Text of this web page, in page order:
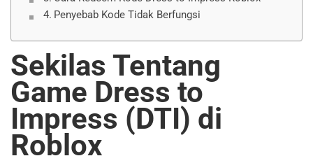
Penyebab Kode Tidak Berfungsi
Sekilas Tentang
Game Dress to
Impress (DTI) di
Roblox